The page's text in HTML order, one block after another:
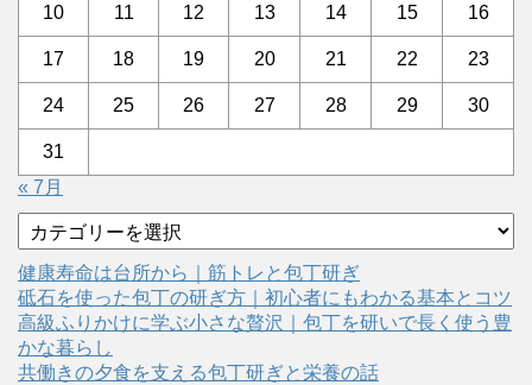
10 11 12 13 14 15 16
17 18 19 20 21 22 23
24 25 26 27 28 29 30
31
« 7月
テ
ゴ
リ
ー
健康寿命は台所から｜筋トレと包丁研ぎ
砥石を使った包丁の研ぎ方｜初心者にもわかる基本とコツ
高級ふりかけに学ぶ小さな贅沢｜包丁を研いで長く使う豊
かな暮らし
共働きの夕食を支える包丁研ぎと栄養の話